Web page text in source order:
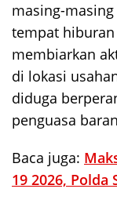
masing-
tempat
membiarkan
di lokasi
diduga
penguasa
Baca juga:
19 2026, Polda